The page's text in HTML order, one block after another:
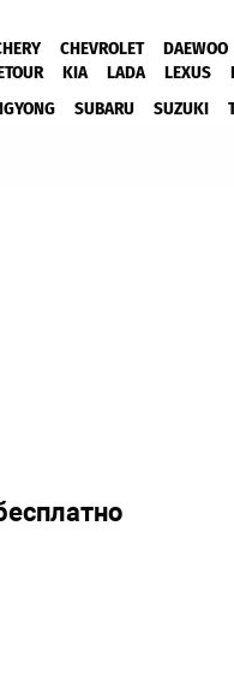
CHEVROLET DAEWOO
KIA LADA LEXUS
SUBARU SUZUKI